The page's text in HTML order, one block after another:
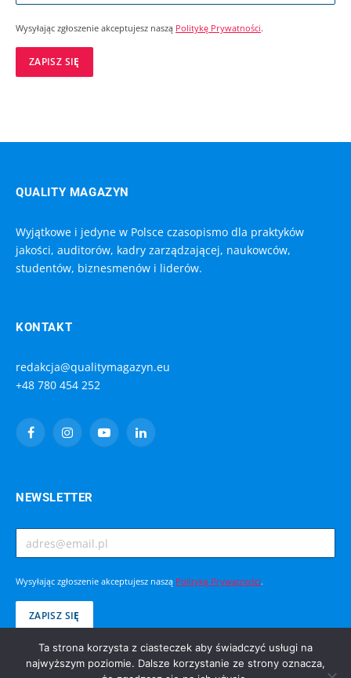
Wysyłając zgłoszenie akceptujesz naszą Politykę Prywatności.
QUALITY MAGAZYN
Wyjątkowe i jedyne w Polsce czasopismo dla praktyków
jakości, auditorów, kadry zarządzającej, naukowców,
studentów, biznesmenów i liderów.
KONTAKT
redakcja@qualitymagazyn.eu
+48 780 454 252
FacebookInstagramYouTubeLinkedIn
NEWSLETTER
Wysyłając zgłoszenie akceptujesz naszą Politykę Prywatności.
Ta strona korzysta z ciasteczek aby świadczyć usługi na
najwyższym poziomie. Dalsze korzystanie ze strony oznacza,